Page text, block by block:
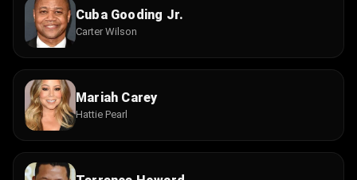
Cuba Gooding Jr.
Carter Wilson
Mariah Carey
Hattie Pearl